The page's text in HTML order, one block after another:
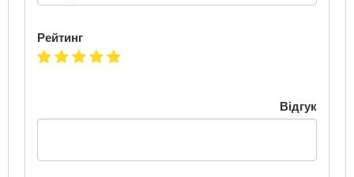
Рейтинг
Відгук